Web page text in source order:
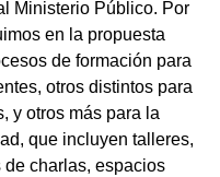
Ministerio Público. Por
en la propuesta
de formación para
otros distintos para
y otros más para la
que incluyen talleres,
de charlas, espacios